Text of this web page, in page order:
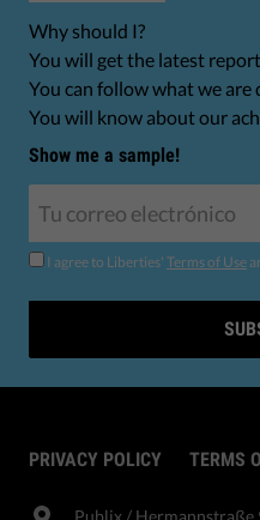
Why should I?
You will get the latest
You can follow what we
You will know about our
Show me a sample!
I agree to Liberties' Terms of Use
PRIVACY POLICY TERMS
Publix​ / Hermannstraße